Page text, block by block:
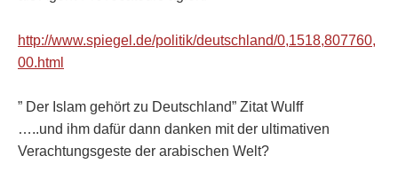
http://www.spiegel.de/politik/deutschland/0,1518,807760,
00.html
” Der Islam gehört zu Deutschland” Zitat Wulff
…..und ihm dafür dann danken mit der ultimativen
Verachtungsgeste der arabischen Welt?